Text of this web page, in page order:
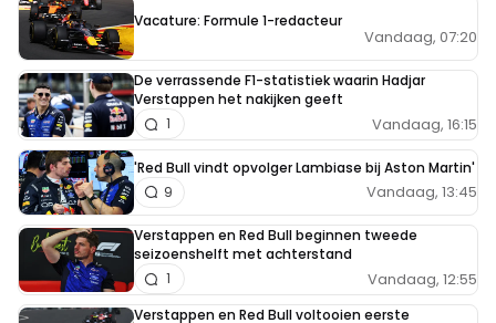
Vacature: Formule 1-redacteur
Vandaag, 07:20
De verrassende F1-statistiek waarin Hadjar
Verstappen het nakijken geeft
Vandaag, 16:15
1
'Red Bull vindt opvolger Lambiase bij Aston Martin'
Vandaag, 13:45
9
Verstappen en Red Bull beginnen tweede
seizoenshelft met achterstand
Vandaag, 12:55
1
Verstappen en Red Bull voltooien eerste